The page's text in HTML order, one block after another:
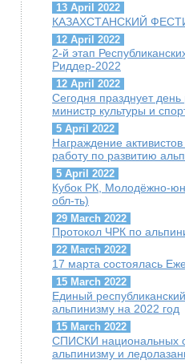
13 April 2022
КАЗАХСТАНСКИЙ
12 April 2022
2-й этап
Риддер-2022
12 April 2022
Сегодня празднует
министр культуры и
5 April 2022
Награждение
работу по развитию
5 April 2022
Кубок РК, Молодёжно-
обл-ть)
29 March 2022
Протокол ЧРК по
22 March 2022
17 марта состоялась
15 March 2022
Единый
альпинизму на 2022 год
15 March 2022
СПИСКИ национальных
альпинизму и